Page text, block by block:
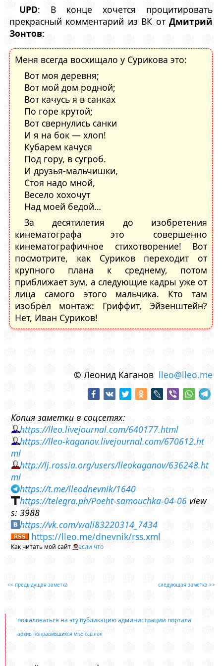
UPD: В конце хочется процитировать
прекрасный комментарий из ВК отДмитрий
Зонтов:
Меня всегда восхищало у Сурикова это:
Вот моя деревня;
Вот мой дом родной;
Вот качусь я в санках
По горе крутой;
Вот свернулись санки
И я на бок — хлоп!
Кубарем качуся
Под гору, в сугроб.
И друзья-мальчишки,
Стоя надо мной,
Весело хохочут
Над моей бедой…
За десятилетия до изобретения
кинематографа это совершенно
кинематографичное стихотворение! Вот
посмотрите, как Суриков переходит от
крупного плана к среднему, потом
приближает зум, а следующие кадры уже от
лица самого этого мальчика. Кто там
изобрёл монтаж: Гриффит, Эйзенштейн?
Нет, Иван Суриков!
© Леонид Каганов lleo@lleo.me
Копия заметки в соцсетях:
https://lleo.livejournal.com/640177.html
https://lleo-kaganov.livejournal.com/670612.ht
ml
http://lj.rossia.org/users/lleokaganov/636248.ht
ml
https://t.me/lleodnevnik/1640
https://telegra.ph/Poeht-samouchka-04-06 view
s: 3988
https://vk.com/wall83220314_7434
https://lleo.me/dnevnik/rss.xml
Как читать мой сайт если что
<< предыдущая заметка следующая заметка >>
пожаловаться на эту публикацию администрации портала
архив понравившихся мне ссылок